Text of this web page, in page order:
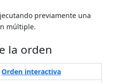
previamente una
múltiple.
la orden
Orden interactiva